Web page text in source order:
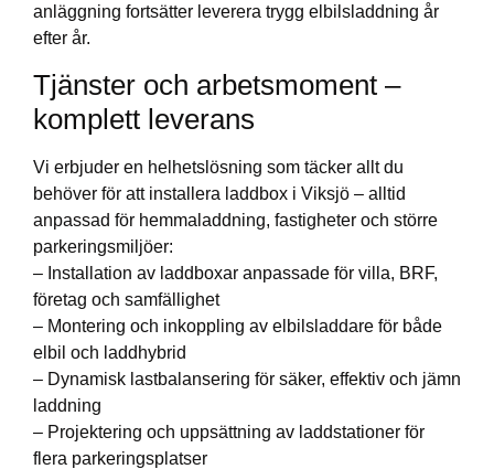
anläggning fortsätter leverera trygg elbilsladdning år
efter år.
Tjänster och arbetsmoment –
komplett leverans
Vi erbjuder en helhetslösning som täcker allt du
behöver för att installera laddbox i Viksjö – alltid
anpassad för hemmaladdning, fastigheter och större
parkeringsmiljöer:
– Installation av laddboxar anpassade för villa, BRF,
företag och samfällighet
– Montering och inkoppling av elbilsladdare för både
elbil och laddhybrid
– Dynamisk lastbalansering för säker, effektiv och jämn
laddning
– Projektering och uppsättning av laddstationer för
flera parkeringsplatser